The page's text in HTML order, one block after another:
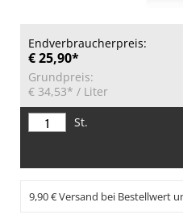
Endverbraucherpreis:
€ 25,90*
Grundpreis:
€ 34,53* / Liter
St.
9,90 € Versand bei Bestellwert